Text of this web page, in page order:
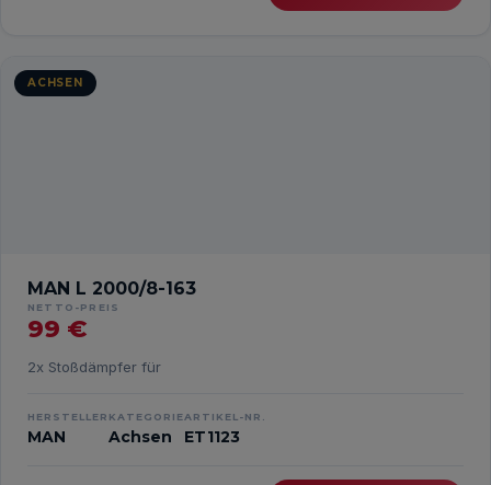
ACHSEN
MAN L 2000/8-163
NETTO-PREIS
99 €
2x Stoßdämpfer für
HERSTELLER
MAN
KATEGORIE
Achsen
ARTIKEL-NR.
ET1123